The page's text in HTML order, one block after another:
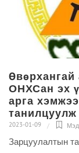
ОНХСан эх
арга
танилцуулж
2023-01-09
Зарцуулалтын